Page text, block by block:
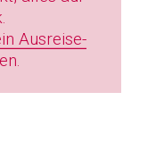
Ausreise-